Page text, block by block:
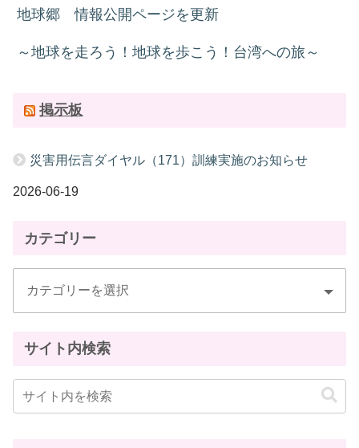
地球郷 情報公開ページを更新
～地球を走ろう！地球を歩こう！台湾への旅～
掲示板
災害用伝言ダイヤル（171）訓練実施のお知らせ
2026-06-19
カテゴリー
サイト内検索